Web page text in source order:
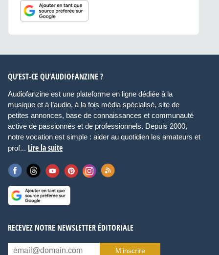
QU’EST-CE QU’AUDIOFANZINE ?
Audiofanzine est une plateforme en ligne dédiée à la
musique et à l’audio, à la fois média spécialisé, site de
petites annonces, base de connaissances et communauté
active de passionnés et de professionnels. Depuis 2000,
notre vocation est simple : aider au quotidien les amateurs et
prof... Lire la suite
RECEVEZ NOTRE NEWSLETTER ÉDITORIALE
M’inscrire